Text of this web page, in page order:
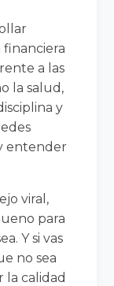
a las
la salud,
y
entender
viral,
para
Y si vas
no sea
la calidad